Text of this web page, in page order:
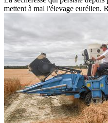
mettent à mal l'élevage eurélien.